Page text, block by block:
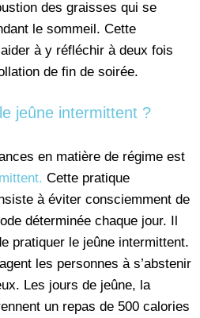
des graisses qui se
le sommeil. Cette
à y réfléchir à deux fois
de fin de soirée.
jeûne intermittent ?
en matière de régime est
Cette pratique
à éviter consciemment de
déterminée chaque jour. Il
pratiquer le jeûne intermittent.
les personnes à s’abstenir
Les jours de jeûne, la
un repas de 500 calories